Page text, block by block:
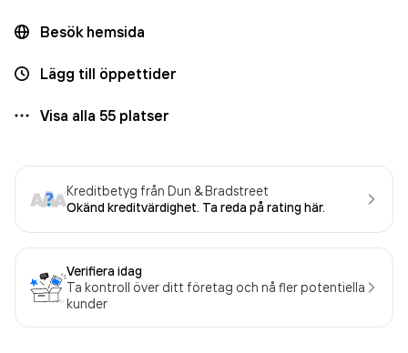
Besök hemsida
Lägg till öppettider
Visa alla 55 platser
Kreditbetyg från Dun & Bradstreet
Okänd kreditvärdighet. Ta reda på rating här.
Verifiera idag
Ta kontroll över ditt företag och nå fler potentiella
kunder